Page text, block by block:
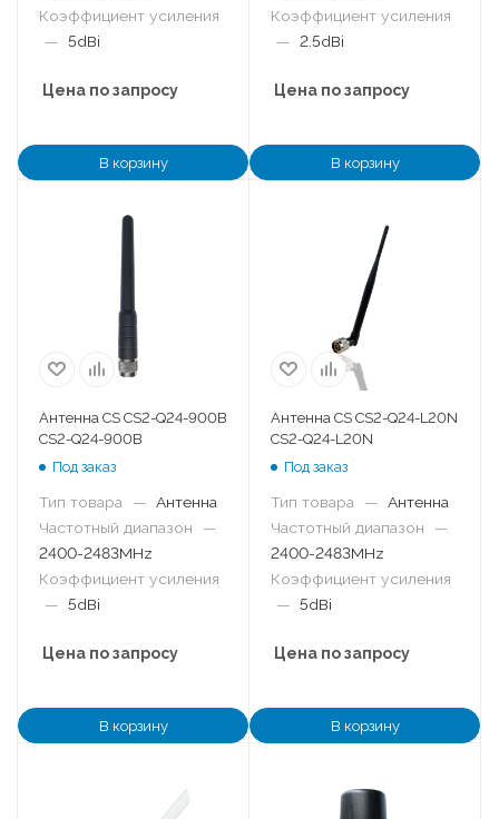
Коэффициент усиления
— 5dBi
Цена по запросу
В корзину
Коэффициент усиления
— 2.5dBi
Цена по запросу
В корзину
Антенна CS CS2-Q24-900B
CS2-Q24-900B
Под заказ
Тип товара — Антенна
Частотный диапазон
—
2400-2483MHz
Коэффициент усиления
— 5dBi
Цена по запросу
В корзину
Антенна CS CS2-Q24-L20N
CS2-Q24-L20N
Под заказ
Тип товара — Антенна
Частотный диапазон
—
2400-2483MHz
Коэффициент усиления
— 5dBi
Цена по запросу
В корзину